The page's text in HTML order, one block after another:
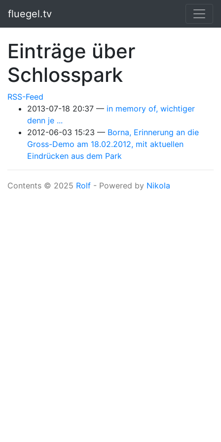
fluegel.tv
Einträge über
Schlosspark
RSS-Feed
2013-07-18 20:37
in memory of, wichtiger
denn je ...
2012-06-03 15:23
Borna, Erinnerung an die
Gross-Demo am 18.02.2012, mit aktuellen
Eindrücken aus dem Park
Contents © 2025 Rolf - Powered by Nikola